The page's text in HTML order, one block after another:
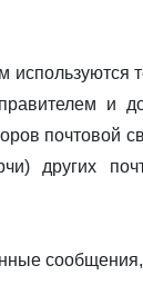
используются
и
почтовой
других